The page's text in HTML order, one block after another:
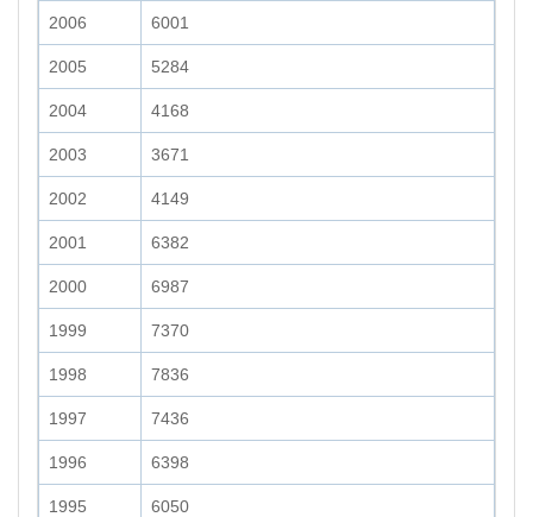
2006 6001
2005 5284
2004 4168
2003 3671
2002 4149
2001 6382
2000 6987
1999 7370
1998 7836
1997 7436
1996 6398
1995 6050